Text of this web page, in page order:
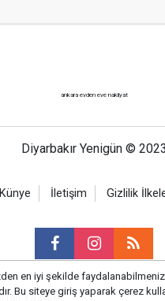
ankara evden eve nakliyat
Diyarbakır Yenigün © 2023
Künye İletişim Gizlilik
Yazılımı
en iyi şekilde
Bu siteye giriş yaparak çerez